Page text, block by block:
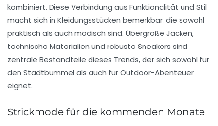
kombiniert. Diese Verbindung aus Funktionalität und Stil
macht sich in Kleidungsstücken bemerkbar, die sowohl
praktisch als auch modisch sind. Übergroße Jacken,
technische Materialien und robuste Sneakers sind
zentrale Bestandteile dieses Trends, der sich sowohl für
den Stadtbummel als auch für Outdoor-Abenteuer
eignet.
Strickmode für die kommenden Monate